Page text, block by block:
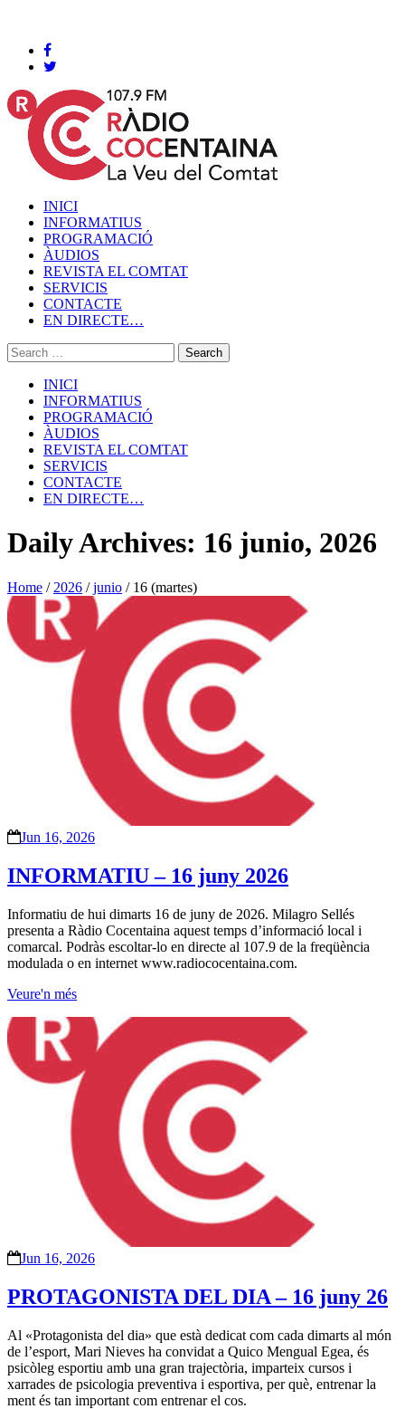
INICI
INFORMATIUS
PROGRAMACIÓ
ÀUDIOS
REVISTA EL COMTAT
SERVICIS
CONTACTE
EN DIRECTE…
INICI
INFORMATIUS
PROGRAMACIÓ
ÀUDIOS
REVISTA EL COMTAT
SERVICIS
CONTACTE
EN DIRECTE…
Daily Archives: 16 junio, 2026
Home / 2026 /junio / 16 (martes)
Jun 16, 2026
INFORMATIU – 16 juny 2026
Informatiu de hui dimarts 16 de juny de 2026. Milagro Sellés
presenta a Ràdio Cocentaina aquest temps d’informació local i
comarcal. Podràs escoltar-lo en directe al 107.9 de la freqüència
modulada o en internet www.radiococentaina.com.
Veure'n més
Jun 16, 2026
PROTAGONISTA DEL DIA – 16 juny 26
Al «Protagonista del dia» que està dedicat com cada dimarts al món
de l’esport, Mari Nieves ha convidat a Quico Mengual Egea, és
psicòleg esportiu amb una gran trajectòria, imparteix cursos i
xarrades de psicologia preventiva i esportiva, per què, entrenar la
ment és tan important com entrenar el cos.